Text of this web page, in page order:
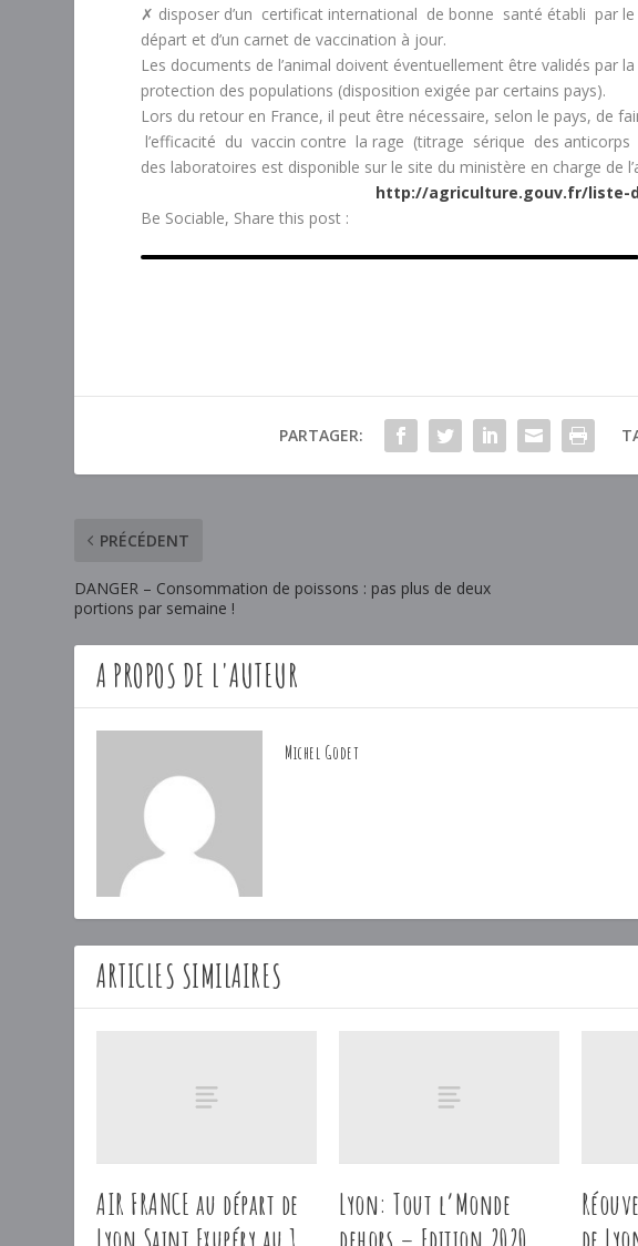
✗ disposer d’un certificat international de bonne santé établi par
départ et d’un carnet de vaccination à jour.
Les documents de l’animal doivent éventuellement être validés par
protection des populations (disposition exigée par certains pays).
Lors du retour en France, il peut être nécessaire, selon le pays, de
l’efficacité du vaccin contre la rage (titrage sérique des
des laboratoires est disponible sur le site du ministère en charge de
http://agriculture.gouv.fr/liste-
Be Sociable, Share this post :
PARTAGER:
PRÉCÉDENT
DANGER – Consommation de poissons : pas plus de deux
portions par semaine !
A PROPOS DE L'AUTEUR
Michel Godet
ARTICLES SIMILAIRES
AIR FRANCE au départ de
Lyon Saint Exupéry au 1
Lyon: Tout l’Monde
dehors – Edition 2020
de